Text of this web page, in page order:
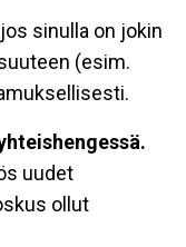
sinulla on jokin
(esim.
uudet
ollut